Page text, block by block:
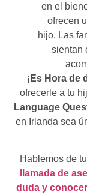
en el
ofrecen
hijo. Las
sientan
¡Es Hora de
ofrecerle a tu
Language
en Irlanda sea
Hablemos de
llamada de
duda y